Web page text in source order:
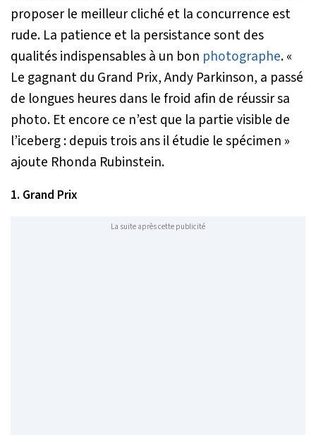
proposer le meilleur cliché et la concurrence est
rude. La patience et la persistance sont des
qualités indispensables à un bon photographe.«
Le gagnant du Grand Prix, Andy Parkinson, a passé
de longues heures dans le froid afin de réussir sa
photo. Et encore ce n’est que la partie visible de
l’iceberg : depuis trois ans il étudie le spécimen »
ajoute Rhonda Rubinstein.
1. Grand Prix
La suite après cette publicité